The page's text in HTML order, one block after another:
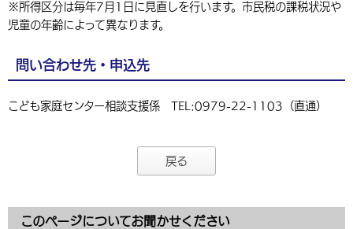
※所得区分は毎年7月1日に見直しを行います。市民税の課税状況や
児童の年齢によって異なります。
問い合わせ先・申込先
こども家庭センター相談支援係 TEL:0979-22-1103（直通）
戻る
このページについてお聞かせください